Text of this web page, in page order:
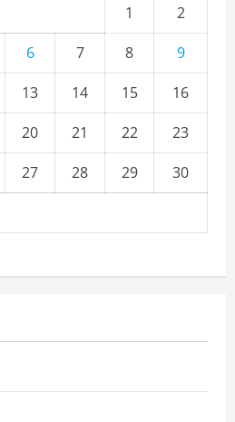
1
2
6 7 8
9
13 14 15
16
20 21 22
23
27 28 29
30